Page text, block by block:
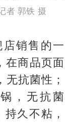
者 郭铁 摄
销售的一
在商品页面
抗菌性；
，无抗菌
持久不粘，